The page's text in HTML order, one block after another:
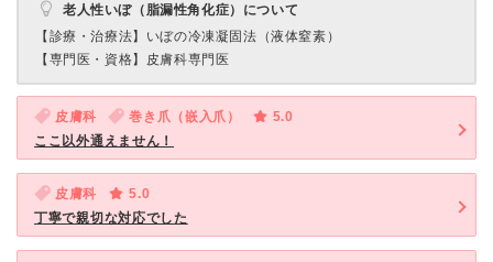
老人性いぼ（脂漏性角化症）について
【診療・治療法】 いぼの冷凍凝固法（液体窒素）
【専門医・資格】 皮膚科専門医
皮膚科 巻き爪（嵌入爪）
5.0
ここ以外通えません！
皮膚科
5.0
丁寧で親切な対応でした